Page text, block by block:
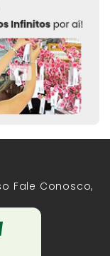
Fale Conosco,